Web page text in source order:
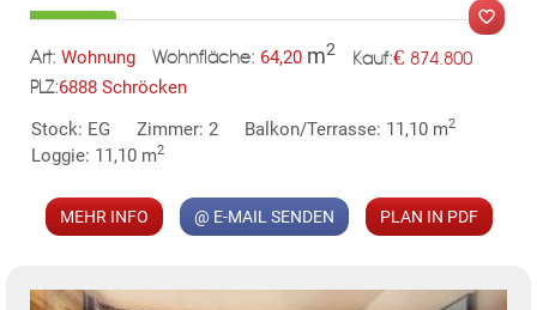
Art: Wohnung Wohnfläche: 64,20 m2 Kauf:€ 874.800
PLZ:6888 Schröcken
Stock: EG
Zimmer: 2 Balkon/Terrasse: 11,10 m2
Loggie: 11,10 m2
MEHR INFO @ E-MAIL SENDEN PLAN IN PDF